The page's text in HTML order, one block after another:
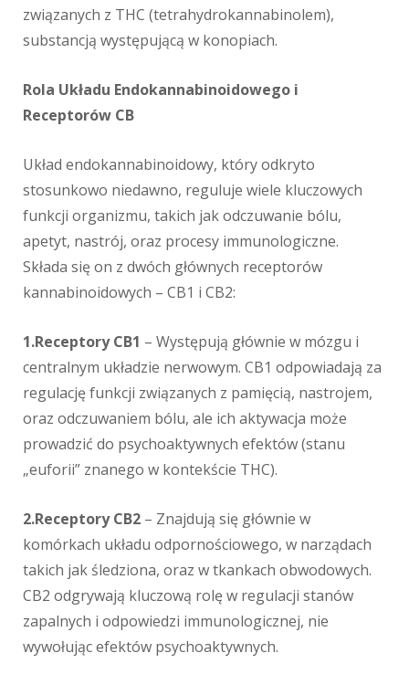
związanych z THC (tetrahydrokannabinolem),
substancją występującą w konopiach.
Rola Układu Endokannabinoidowego i
Receptorów CB
Układ endokannabinoidowy, który odkryto
stosunkowo niedawno, reguluje wiele kluczowych
funkcji organizmu, takich jak odczuwanie bólu,
apetyt, nastrój, oraz procesy immunologiczne.
Składa się on z dwóch głównych receptorów
kannabinoidowych – CB1 i CB2:
1.Receptory CB1 – Występują głównie w mózgu i
centralnym układzie nerwowym. CB1 odpowiadają za
regulację funkcji związanych z pamięcią, nastrojem,
oraz odczuwaniem bólu, ale ich aktywacja może
prowadzić do psychoaktywnych efektów (stanu
„euforii” znanego w kontekście THC).
2.Receptory CB2 – Znajdują się głównie w
komórkach układu odpornościowego, w narządach
takich jak śledziona, oraz w tkankach obwodowych.
CB2 odgrywają kluczową rolę w regulacji stanów
zapalnych i odpowiedzi immunologicznej, nie
wywołując efektów psychoaktywnych.